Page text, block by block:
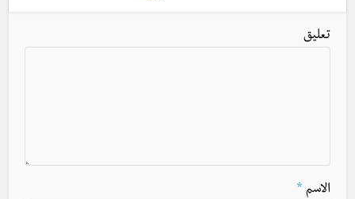
تعليق
الاسم *